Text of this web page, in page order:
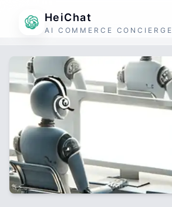
HeiChat
AI COMMERCE CONCIERGE